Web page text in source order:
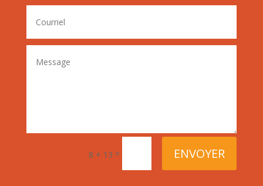
8 + 13 = ENVOYER